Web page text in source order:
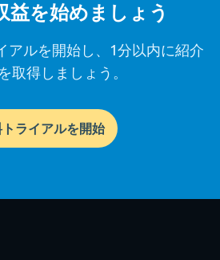
益を始めましょう
アルを開始し、1分以内に紹介
取得しましょう。
ライアルを開始